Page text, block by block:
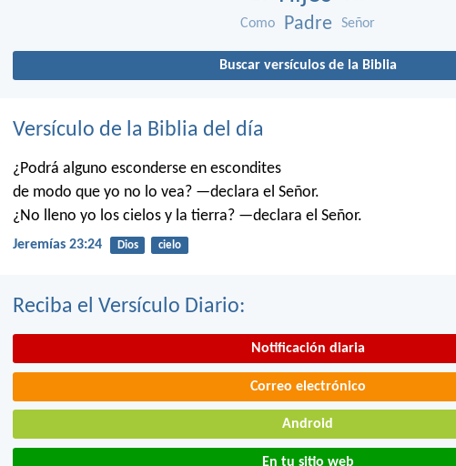
Como Padre Señor
Buscar versículos de la Biblia
Versículo de la Biblia del día
¿Podrá alguno esconderse en escondites
de modo que yo no lo vea? —declara el Señor.
¿No lleno yo los cielos y la tierra? —declara el Señor.
Jeremías 23:24 Dios cielo
Reciba el Versículo Diario:
Notificación diaria
Correo electrónico
Android
En tu sitio web